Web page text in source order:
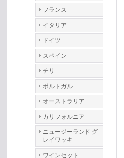
フランス
イタリア
ドイツ
スペイン
チリ
ポルトガル
オーストラリア
カリフォルニア
ニュージーランド グ
レイワッキ
ワインセット